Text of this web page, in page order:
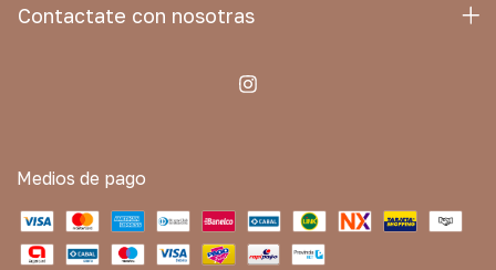
Contactate con nosotras
Medios de pago